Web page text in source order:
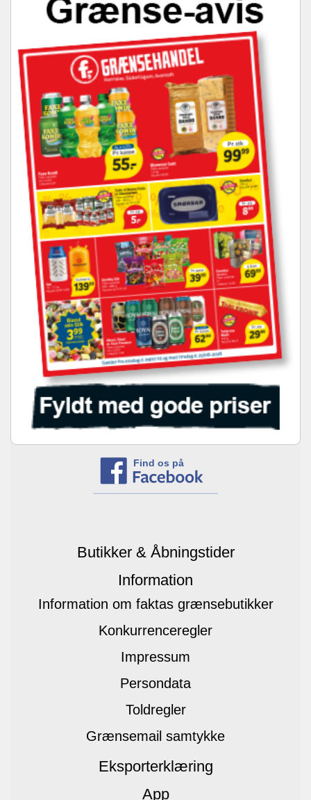
Find os på
Butikker & Åbningstider
Information
Information om faktas grænsebutikker
Konkurrenceregler
Impressum
Persondata
Toldregler
Grænsemail samtykke
Eksporterklæring
App